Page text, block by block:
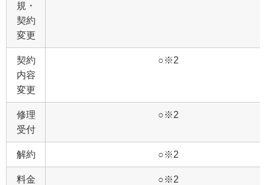
規・
契約
変更
契約
内容
変更
○※2
修理
受付
○※2
解約 ○※2
料金
○※2